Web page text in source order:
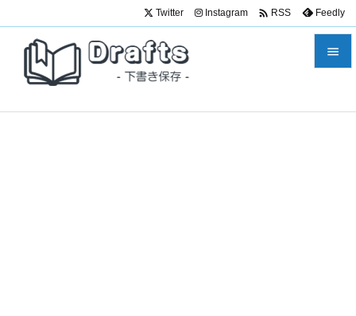

Twitter Instagram  RSS Feedly